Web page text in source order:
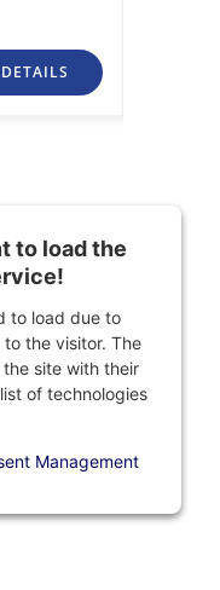
DETAILS
to load the
to load due to
the visitor. The
site with their
of technologies
Management